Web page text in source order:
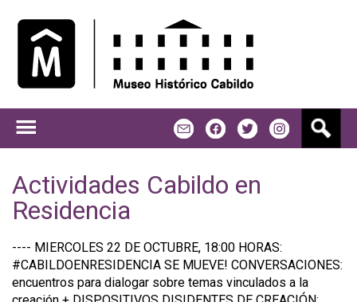
Actividades Cabildo en
Residencia
---- MIERCOLES 22 DE OCTUBRE, 18:00 HORAS:
#CABILDOENRESIDENCIA SE MUEVE! CONVERSACIONES:
encuentros para dialogar sobre temas vinculados a la
s